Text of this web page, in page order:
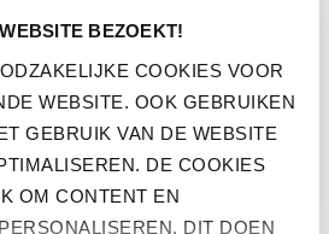
BEZOEKT!
COOKIES VOOR
WEBSITE. OOK GEBRUIKEN
GEBRUIK VAN DE WEBSITE
DE COOKIES
OM CONTENT EN
DIT DOEN